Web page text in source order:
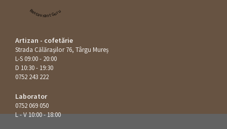
Restaurant Guru
Artizan - cofetărie
Strada Călăraşilor 76, Târgu Mureș
L-S 09:00 - 20:00
D 10:30 - 19:30
0752 243 222
Laborator
0752 069 050
L - V 10:00 - 18:00